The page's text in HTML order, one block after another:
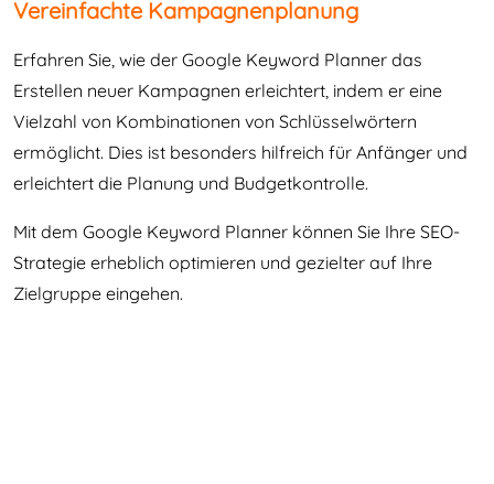
Vereinfachte Kampagnenplanung
Erfahren Sie, wie der Google Keyword Planner das
Erstellen neuer Kampagnen erleichtert, indem er eine
Vielzahl von Kombinationen von Schlüsselwörtern
ermöglicht. Dies ist besonders hilfreich für Anfänger und
erleichtert die Planung und Budgetkontrolle.
Mit dem Google Keyword Planner können Sie Ihre SEO-
Strategie erheblich optimieren und gezielter auf Ihre
Zielgruppe eingehen.